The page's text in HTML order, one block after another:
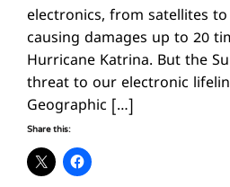
electronics, from satellites
causing damages up to 20
Hurricane Katrina. But the
threat to our electronic
Geographic […]
Share this: